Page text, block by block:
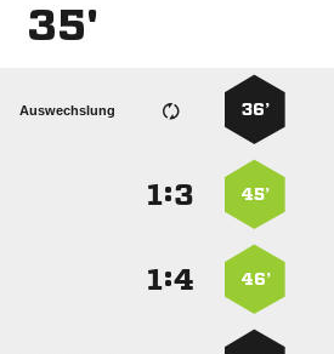
35'
36’
Auswechslung
45’
:
46’
: